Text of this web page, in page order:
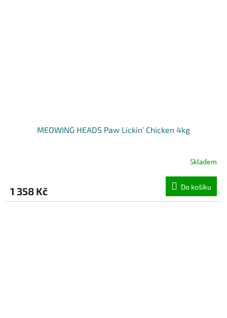
MEOWING HEADS Paw Lickin’ Chicken 4kg
Skladem
1 358 Kč Do košíku